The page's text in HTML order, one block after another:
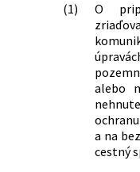
(1)
O
alebo
a na
cestný